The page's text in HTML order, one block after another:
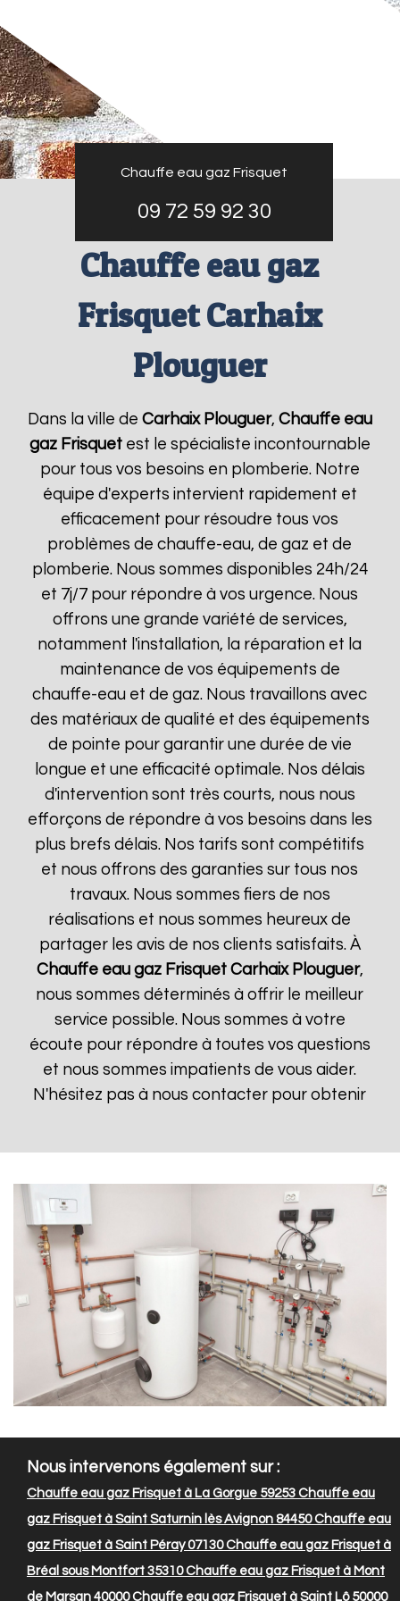
Chauffe eau gaz Frisquet
09 72 59 92 30
Chauffe eau gaz
Frisquet Carhaix
Plouguer
Dans la ville de Carhaix Plouguer, Chauffe eau
gaz Frisquetest le spécialiste incontournable
pour tous vos besoins en plomberie. Notre
équipe d'experts intervient rapidement et
efficacement pour résoudre tous vos
problèmes de chauffe-eau, de gaz et de
plomberie. Nous sommes disponibles 24h/24
et 7j/7 pour répondre à vos urgence. Nous
offrons une grande variété de services,
notamment l'installation, la réparation et la
maintenance de vos équipements de
chauffe-eau et de gaz. Nous travaillons avec
des matériaux de qualité et des équipements
de pointe pour garantir une durée de vie
longue et une efficacité optimale. Nos délais
d'intervention sont très courts, nous nous
efforçons de répondre à vos besoins dans les
plus brefs délais. Nos tarifs sont compétitifs
et nous offrons des garanties sur tous nos
travaux. Nous sommes fiers de nos
réalisations et nous sommes heureux de
partager les avis de nos clients satisfaits. À
Chauffe eau gaz Frisquet Carhaix Plouguer,
nous sommes déterminés à offrir le meilleur
service possible. Nous sommes à votre
écoute pour répondre à toutes vos questions
et nous sommes impatients de vous aider.
N'hésitez pas à nous contacter pour obtenir
Nous intervenons également sur :
Chauffe eau gaz Frisquet à La Gorgue 59253 Chauffe eau
gaz Frisquet à Saint Saturnin lès Avignon 84450Chauffe eau
gaz Frisquet à Saint Péray 07130Chauffe eau gaz Frisquet à
Bréal sous Montfort 35310Chauffe eau gaz Frisquet à Mont
de Marsan 40000Chauffe eau gaz Frisquet à Saint Lô 50000